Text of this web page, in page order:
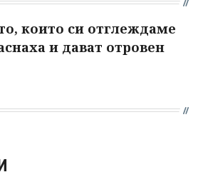
които си отглеждаме
и дават отровен